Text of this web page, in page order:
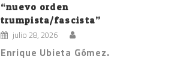
“nuevo orden
trumpista/fascista”
julio 28, 2026
Enrique Ubieta Gómez.